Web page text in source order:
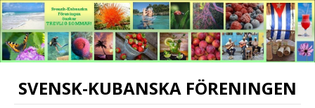
SVENSK-KUBANSKA FÖRENINGEN